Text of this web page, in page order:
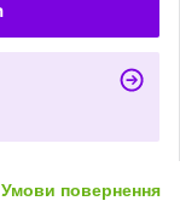
Умови повернення